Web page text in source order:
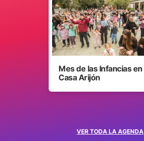
VER TODA LA AGENDA
Mes de las Infancias en
Casa Arijón